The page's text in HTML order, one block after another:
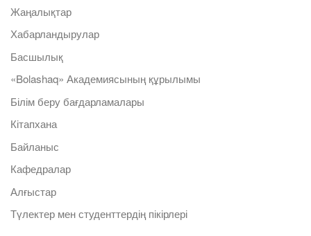
Жаңалықтар
Хабарландырулар
Басшылық
«Bolashaq» Академиясының құрылымы
Білім беру бағдарламалары
Кітапхана
Байланыс
Кафедралар
Алғыстар
Түлектер мен студенттердің пікірлері